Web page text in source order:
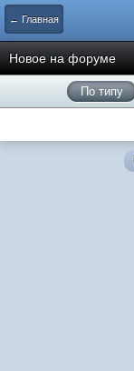
← Главная
Новое на форуме
По типу